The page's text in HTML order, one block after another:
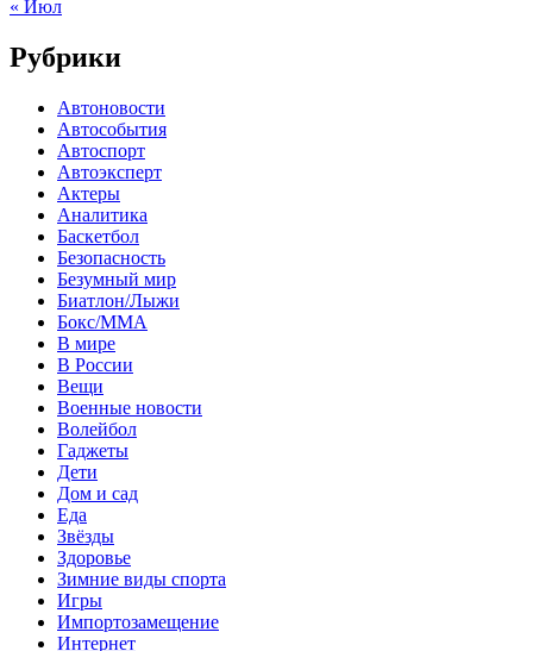
« Июл
Рубрики
Автоновости
Автособытия
Автоспорт
Автоэксперт
Актеры
Аналитика
Баскетбол
Безопасность
Безумный мир
Биатлон/Лыжи
Бокс/MMA
В мире
В России
Вещи
Военные новости
Волейбол
Гаджеты
Дети
Дом и сад
Еда
Звёзды
Здоровье
Зимние виды спорта
Игры
Импортозамещение
Интернет